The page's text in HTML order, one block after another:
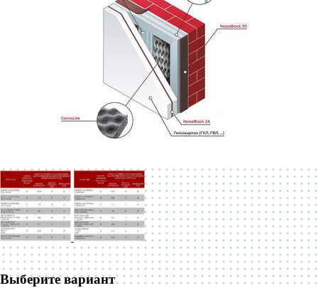
Выберите вариант